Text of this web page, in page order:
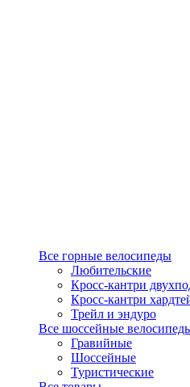
Все горные велосипеды
Любительские
Кросс-кантри
Кросс-кантри
Трейл и эндуро
Все шоссейные
Гравийные
Шоссейные
Туристические